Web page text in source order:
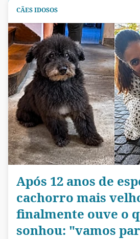
CÃES IDOSOS
Após 12 anos de
cachorro mais
finalmente ouve o
sonhou: "vamos